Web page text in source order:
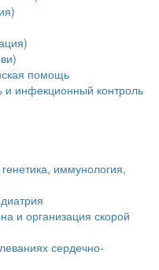
помощь
и инфекционный контроль
иммунология,
и организация скорой
сердечно-